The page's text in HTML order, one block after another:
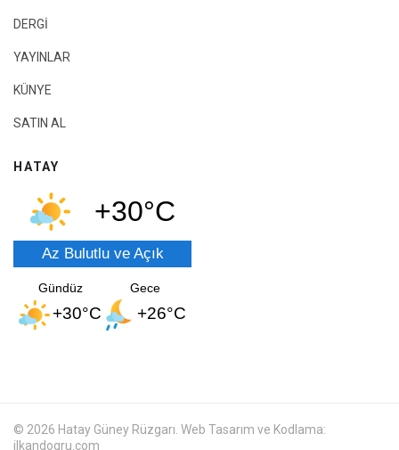
DERGİ
YAYINLAR
KÜNYE
SATIN AL
HATAY
+30°C
Az Bulutlu ve Açık
Gündüz
+30°C
Gece
+26°C
© 2026 Hatay Güney Rüzgarı. Web Tasarım ve Kodlama:
ilkandogru.com